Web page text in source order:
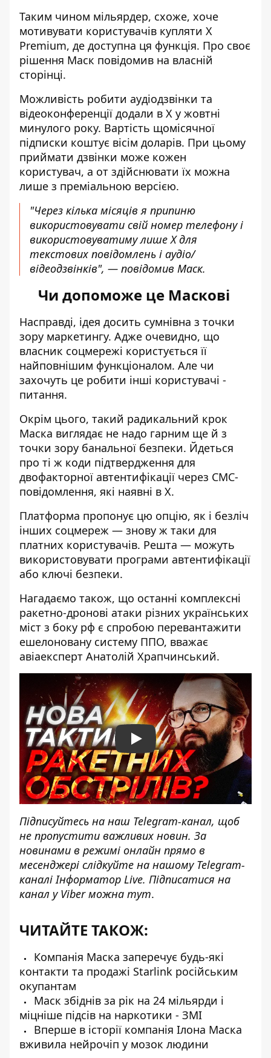
Таким чином мільярдер, схоже, хоче
мотивувати користувачів купляти Х
Premium, де доступна ця функція. Про своє
рішення Маск повідомив на власній
сторінці.
Можливість робити аудіодзвінки та
відеоконференції додали в Х у жовтні
минулого року. Вартість щомісячної
підписки коштує вісім доларів. При цьому
приймати дзвінки може кожен
користувач, а от здійснювати їх можна
лише з преміальною версією.
"Через кілька місяців я припиню
використовувати свій номер телефону і
використовуватиму лише X для
текстових повідомлень і аудіо/
відеодзвінків", — повідомив Маск.
Чи допоможе це Маскові
Насправді, ідея досить сумнівна з точки
зору маркетингу. Адже очевидно, що
власник соцмережі користується її
найповнішим функціоналом. Але чи
захочуть це робити інші користувачі -
питання.
Окрім цього, такий радикальний крок
Маска виглядає не надо гарним ще й з
точки зору банальної безпеки. Йдеться
про ті ж коди підтвердження для
двофакторної автентифікації через СМС-
повідомлення, які наявні в Х.
Платформа пропонує цю опцію, як і безліч
інших соцмереж — знову ж таки для
платних користувачів. Решта — можуть
використовувати програми автентифікації
або ключі безпеки.
Нагадаємо також, що останні комплексні
ракетно-дронові атаки різних українських
міст з боку рф є спробою перевантажити
ешелоновану систему ППО, вважає
авіаексперт Анатолій Храпчинський.
Play
Підписуйтесь на наш Telegram-канал, щоб
не пропустити важливих новин. За
новинами в режимі онлайн прямо в
месенджері слідкуйте на нашому Telegram-
каналіІнформатор Live. Підписатися на
канал у Viber можна тут.
ЧИТАЙТЕ ТАКОЖ:
Компанія Маска заперечує будь-які
контакти та продажі Starlink російським
окупантам
Маск збіднів за рік на 24 мільярди і
міцніше підсів на наркотики - ЗМІ
Вперше в історії компанія Ілона Маска
вживила нейрочіп у мозок людини